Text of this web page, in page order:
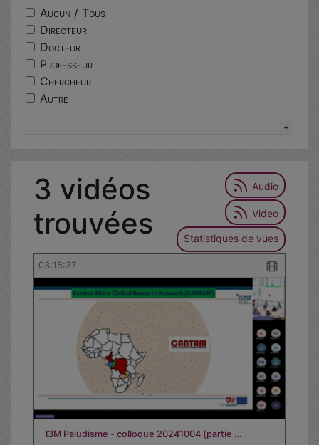
3 vidéos
trouvées
Audio
Video
Statistiques de vues
03:15:37
I3M Paludisme - colloque 20241004 (partie …
translationnelle
centres
lorier
excellence
ethique
responsable
environnementale
Aucun / Tous
Directeur
Docteur
Professeur
Chercheur
Autre